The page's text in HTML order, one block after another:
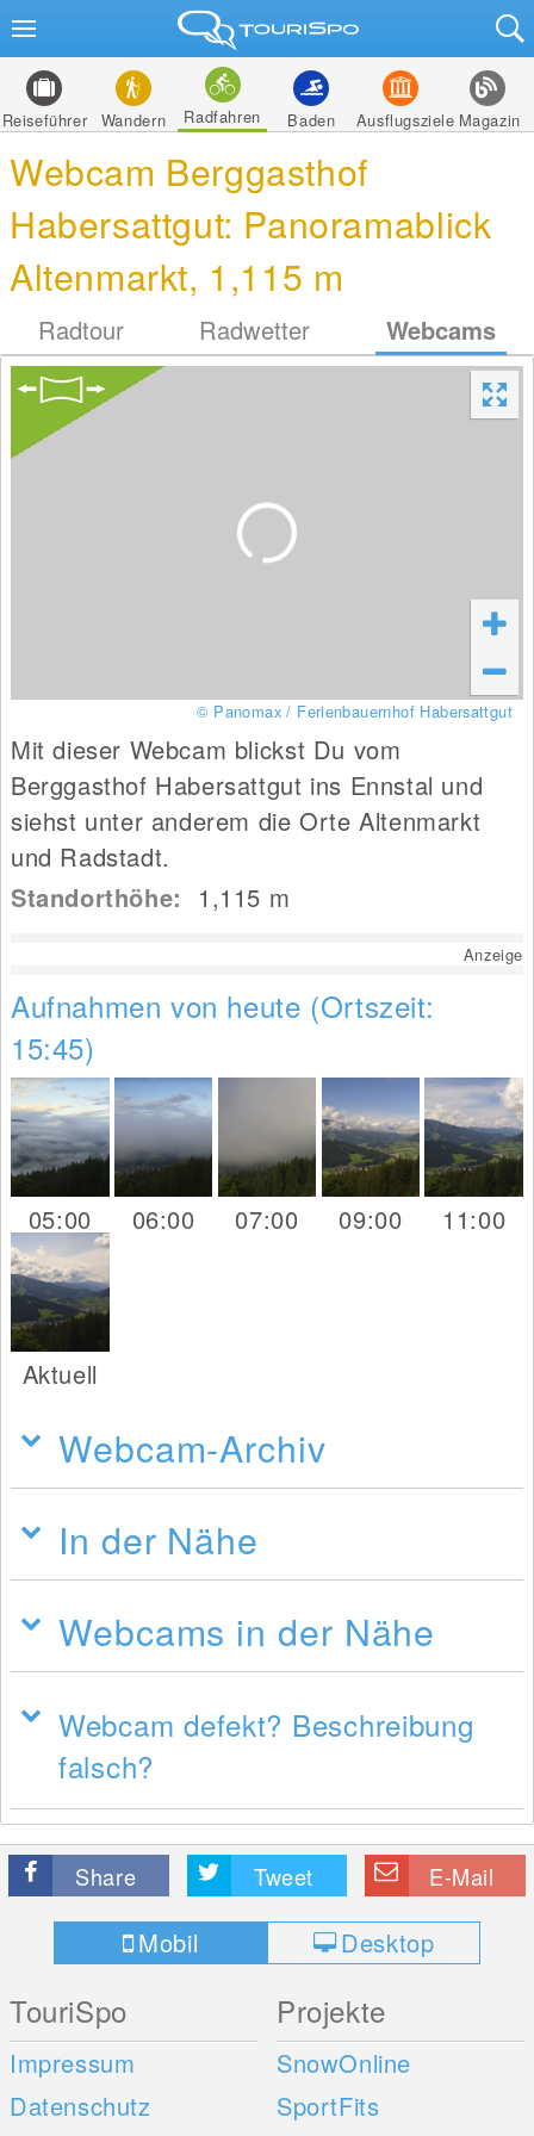
Reiseführer Wandern Radfahren Baden Ausflugsziele Magazin
Webcam Berggasthof
Habersattgut: Panoramablick
Altenmarkt, 1,115 m
Radtour Radwetter Webcams
© Panomax / Ferienbauernhof Habersattgut
Mit dieser Webcam blickst Du vom
Berggasthof Habersattgut ins Ennstal und
siehst unter anderem die Orte Altenmarkt
und Radstadt.
Standorthöhe: 1,115 m
Anzeige
Aufnahmen von heute (Ortszeit:
15:45)
05:00 06:00 07:00 09:00 11:00
Aktuell
Webcam-Archiv
In der Nähe
Webcams in der Nähe
Webcam defekt? Beschreibung
falsch?
Share Tweet E-Mail
Mobil Desktop
TouriSpo
Impressum
Datenschutz
Projekte
SnowOnline
SportFits